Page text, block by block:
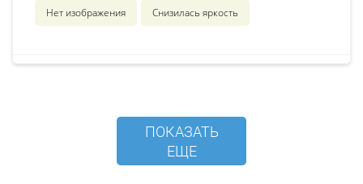
Нет изображения Снизилась яркость
ПОКАЗАТЬ
ЕЩЕ